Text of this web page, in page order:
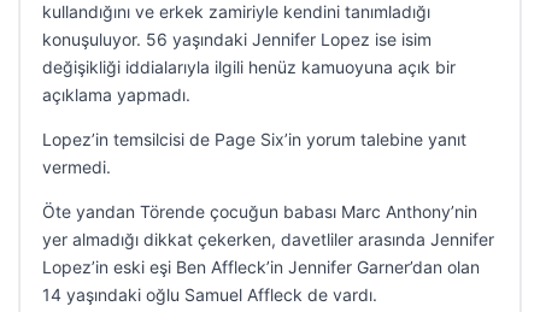
kullandığını ve erkek zamiriyle kendini tanımladığı
konuşuluyor. 56 yaşındaki Jennifer Lopez ise isim
değişikliği iddialarıyla ilgili henüz kamuoyuna açık bir
açıklama yapmadı.
Lopez’in temsilcisi de Page Six’in yorum talebine yanıt
vermedi.
Öte yandan Törende çocuğun babası Marc Anthony’nin
yer almadığı dikkat çekerken, davetliler arasında Jennifer
Lopez’in eski eşi Ben Affleck’in Jennifer Garner’dan olan
14 yaşındaki oğlu Samuel Affleck de vardı.